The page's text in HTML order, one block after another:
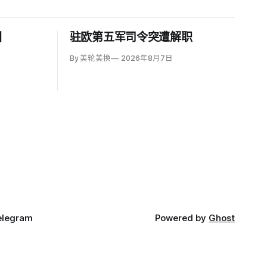
驻欧第五军司令突遭解职
By 美轮美换 2026年8月7日
Powered by Ghost